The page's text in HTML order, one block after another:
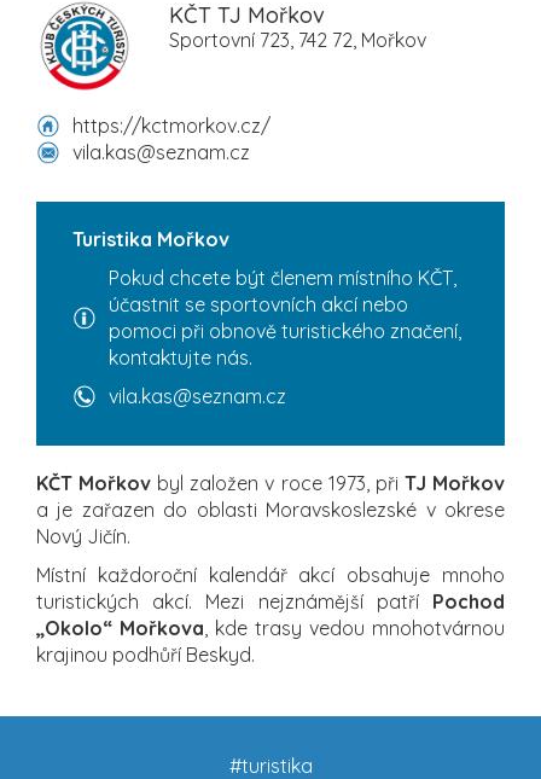
KČT TJ Mořkov
Sportovní 723, 742 72, Mořkov
https://kctmorkov.cz/
vila.kas@seznam.cz
Turistika Mořkov
Pokud chcete být členem místního KČT,
účastnit se sportovních akcí nebo
pomoci při obnově turistického značení,
kontaktujte nás.
vila.kas@seznam.cz
KČT Mořkov byl založen v roce 1973, při TJ Mořkov
a je zařazen do oblasti Moravskoslezské v okrese
Nový Jičín.
Místní každoroční kalendář akcí obsahuje mnoho
turistických akcí. Mezi nejznámější patří Pochod
„Okolo“ Mořkova , kde trasy vedou mnohotvárnou
krajinou podhůří Beskyd.
#turistika